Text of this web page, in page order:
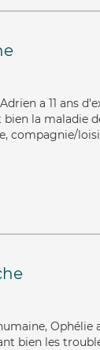
a 11 ans
la maladie
compagnie/
Ophélie
bien les